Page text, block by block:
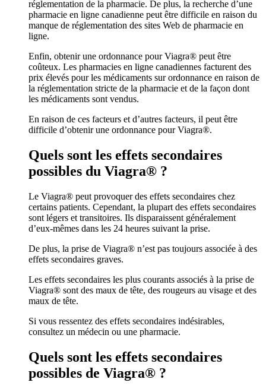
réglementation de la pharmacie. De plus, la recherche d’une
pharmacie en ligne canadienne peut être difficile en raison du
manque de réglementation des sites Web de pharmacie en
ligne.
Enfin, obtenir une ordonnance pour Viagra® peut être
coûteux. Les pharmacies en ligne canadiennes facturent des
prix élevés pour les médicaments sur ordonnance en raison de
la réglementation stricte de la pharmacie et de la façon dont
les médicaments sont vendus.
En raison de ces facteurs et d’autres facteurs, il peut être
difficile d’obtenir une ordonnance pour Viagra®.
Quels sont les effets secondaires
possibles du Viagra® ?
Le Viagra® peut provoquer des effets secondaires chez
certains patients. Cependant, la plupart des effets secondaires
sont légers et transitoires. Ils disparaissent généralement
d’eux-mêmes dans les 24 heures suivant la prise.
De plus, la prise de Viagra® n’est pas toujours associée à des
effets secondaires graves.
Les effets secondaires les plus courants associés à la prise de
Viagra® sont des maux de tête, des rougeurs au visage et des
maux de tête.
Si vous ressentez des effets secondaires indésirables,
consultez un médecin ou une pharmacie.
Quels sont les effets secondaires
possibles de Viagra® ?